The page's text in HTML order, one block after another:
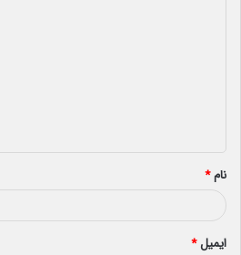
*
نام*
ایمیل*